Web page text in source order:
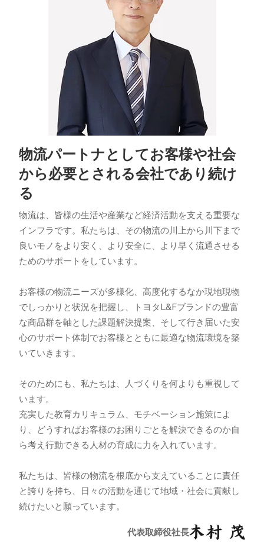
物流パートナとしてお客様や社会
から必要とされる会社であり続け
る
物流は、皆様の生活や産業など経済活動を支える重要な
インフラです。私たちは、その物流の川上から川下まで
良いモノをより安く、より安全に、より早く流通させる
ためのサポートをしています。
お客様の物流ニーズが多様化、高度化するなか現地現物
でしっかりと状況を把握し、トヨタL&Fブランドの豊富
な商品群を軸とした課題解決提案、そして行き届いた安
心のサポート体制でお客様とともに最適な物流環境を築
いていきます。
そのためにも、私たちは、人づくりを何よりも重視して
います。
充実した教育カリキュラム、モチベーション施策によ
り、どうすればお客様のお困りごとを解決できるのか自
ら考え行動できる人材の育成に力を入れています。
私たちは、皆様の物流を根底から支えていることに責任
と誇りを持ち、日々の活動を通じて地域・社会に貢献し
続けたいと願っています。
代表取締役社長